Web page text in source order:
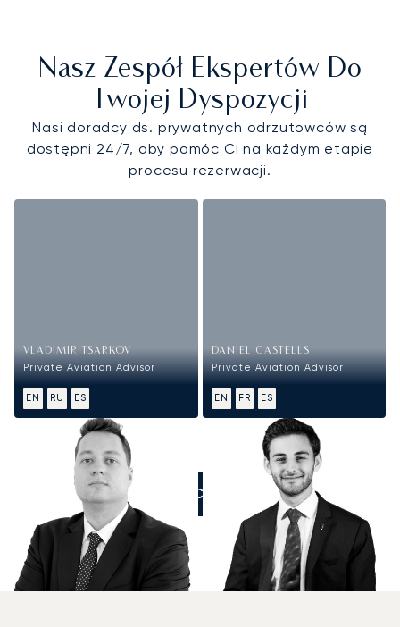
Nasz Zespół Ekspertów Do
Twojej Dyspozycji
Nasi doradcy ds. prywatnych odrzutowców są
dostępni 24/7, aby pomóc Ci na każdym etapie
procesu rezerwacji.
VLADIMIR TSARKOV
Private Aviation Advisor
EN RU ES
DANIEL CASTELLS
Private Aviation Advisor
EN FR ES
ZADZWOŃCIE DO NAS